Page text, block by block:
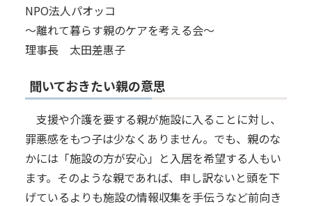
NPO法人パオッコ
～離れて暮らす親のケアを考える会～
理事長 太田差惠子
聞いておきたい親の意思
支援や介護を要する親が施設に入ることに対し、
罪悪感をもつ子は少なくありません。でも、親のな
かには「施設の方が安心」と入居を希望する人もい
ます。そのような親であれば、申し訳ないと頭を下
げているよりも施設の情報収集を手伝うなど前向き